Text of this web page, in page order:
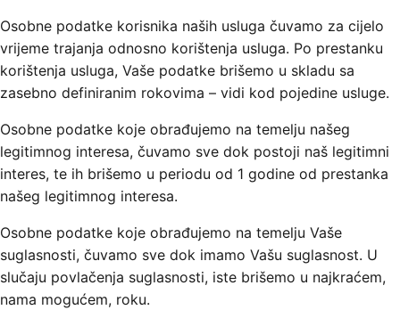
Osobne podatke korisnika naših usluga čuvamo za cijelo
vrijeme trajanja odnosno korištenja usluga. Po prestanku
korištenja usluga, Vaše podatke brišemo u skladu sa
zasebno definiranim rokovima – vidi kod pojedine usluge.
Osobne podatke koje obrađujemo na temelju našeg
legitimnog interesa, čuvamo sve dok postoji naš legitimni
interes, te ih brišemo u periodu od 1 godine od prestanka
našeg legitimnog interesa.
Osobne podatke koje obrađujemo na temelju Vaše
suglasnosti, čuvamo sve dok imamo Vašu suglasnost. U
slučaju povlačenja suglasnosti, iste brišemo u najkraćem,
nama mogućem, roku.